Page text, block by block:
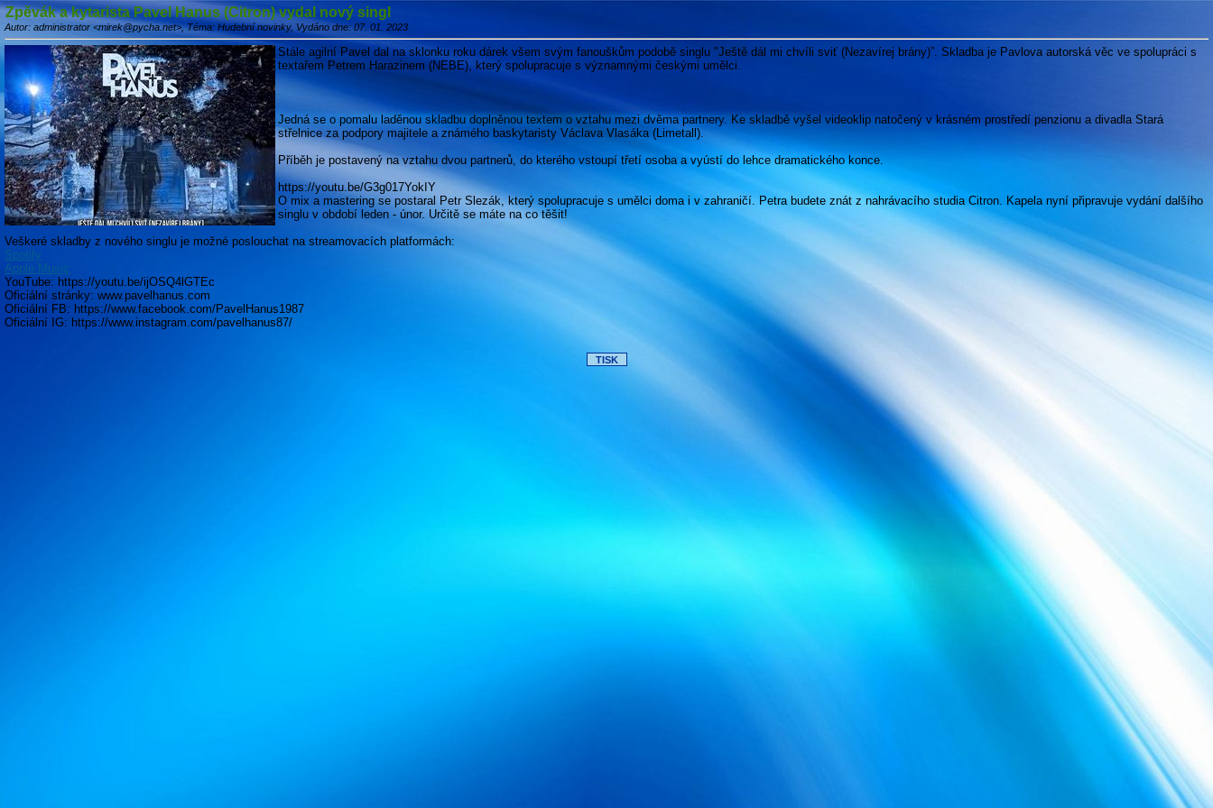
Zpěvák a kytarista Pavel Hanus (Citron) vydal nový singl
Autor: administrator <mirek@pycha.net>, Téma: Hudební novinky, Vydáno dne: 07. 01. 2023
Stále agilní Pavel dal na sklonku roku dárek všem svým fanouškům podobě singlu "Ještě dál mi chvíli sviť (Nezavírej brány)”. Skladba je Pavlova autorská věc ve spolupráci s
textařem Petrem Harazinem (NEBE), který spolupracuje s významnými českými umělci.
Jedná se o pomalu laděnou skladbu doplněnou textem o vztahu mezi dvěma partnery. Ke skladbě vyšel videoklip natočený v krásném prostředí penzionu a divadla Stará
střelnice za podpory majitele a známého baskytaristy Václava Vlasáka (Limetall).
Příběh je postavený na vztahu dvou partnerů, do kterého vstoupí třetí osoba a vyústí do lehce dramatického konce.
https://youtu.be/G3g017YokIY
O mix a mastering se postaral Petr Slezák, který spolupracuje s umělci doma i v zahraničí. Petra budete znát z nahrávacího studia Citron. Kapela nyní připravuje vydání dalšího
singlu v období leden - únor. Určitě se máte na co těšit!
Veškeré skladby z nového singlu je možné poslouchat na streamovacích platformách:
Spotify
Apple Music
YouTube: https://youtu.be/ijOSQ4lGTEc
Oficiální stránky: www.pavelhanus.com
Oficiální FB: https://www.facebook.com/PavelHanus1987
Oficiální IG: https://www.instagram.com/pavelhanus87/